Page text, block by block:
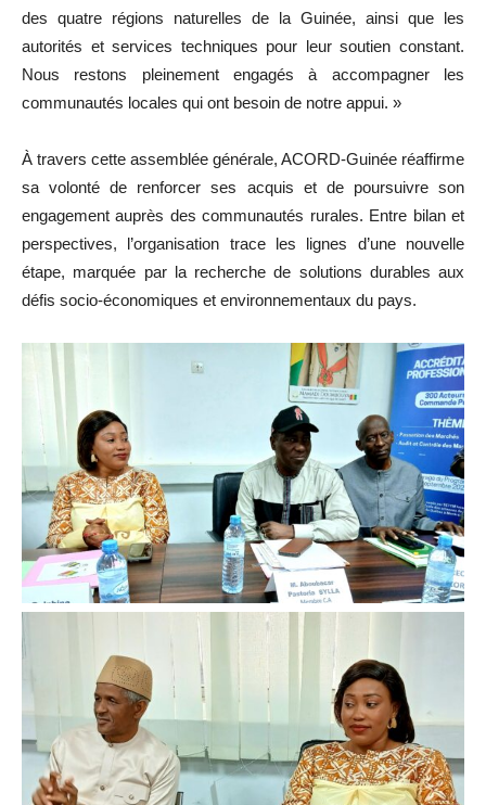
des quatre régions naturelles de la Guinée, ainsi que les
autorités et services techniques pour leur soutien constant.
Nous restons pleinement engagés à accompagner les
communautés locales qui ont besoin de notre appui. »
À travers cette assemblée générale, ACORD-Guinée réaffirme
sa volonté de renforcer ses acquis et de poursuivre son
engagement auprès des communautés rurales. Entre bilan et
perspectives, l’organisation trace les lignes d’une nouvelle
étape, marquée par la recherche de solutions durables aux
défis socio-économiques et environnementaux du pays.